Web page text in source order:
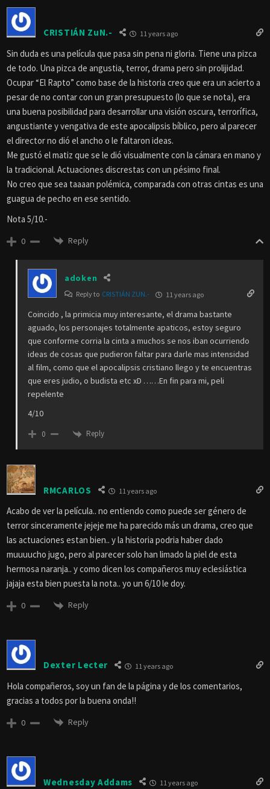
CRISTIÁN ZuN.- 11 years ago
Sin duda es una película que pasa sin pena ni gloria. Tiene una pizca
de todo. Una pizca de angustia, terror, drama pero sin prolijidad.
Ocupar “El Rapto” como base de la historia creo que era un acierto a
pesar de no contar con un gran presupuesto (lo que se nota), era
una buena posibilidad para desarrollar una visión oscura, terrorífica,
angustiante y vengativa de este apocalipsis bíblico, pero al parecer
el director no dió el ancho o le faltaron ideas.
Me gustó el matiz que se le dió visualmente con la cámara en mano y
la tradicional. Actuaciones discrestas con un pésimo final.
No creo que sea taaaan polémica, comparada con otras cintas es una
guagua de pecho en ese sentido.
Nota 5/10.-
0 Reply
adoken
Reply to CRISTIÁN ZUN.- 11 years ago
Coincido , la primicia muy interesante, el drama bastante
aguado, los personajes totalmente apaticos, estoy seguro
que conforme corria la cinta a muchos se nos iban ocurriendo
ideas de cosas que pudieron faltar para darle mas intensidad
al film, como que el apocalipsis cristiano llego y te encuentras
que eres judio, o budista etc xD ……En fin para mi, peli
repelente
4/10
0 Reply
RMCARLOS 11 years ago
Acabo de ver la película.. no entiendo como puede ser género de
terror sinceramente jejeje me ha parecido más un drama, creo que
las actuaciones estan bien.. y la historia podria haber dado
muuuucho jugo, pero al parecer solo han limado la piel de esta
hermosa naranja.. y como dicen los compañeros muy eclesiástica
jajaja esta bien puesta la nota.. yo un 6/10 le doy.
0 Reply
Dexter Lecter 11 years ago
Hola compañeros, soy un fan de la página y de los comentarios,
gracias a todos por la buena onda!!
0 Reply
Wednesday Addams 11 years ago